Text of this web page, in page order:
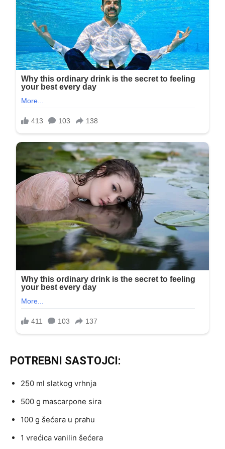
POTREBNI SASTOJCI:
250 ml slatkog vrhnja
500 g mascarpone sira
100 g šećera u prahu
1 vrećica vanilin šećera